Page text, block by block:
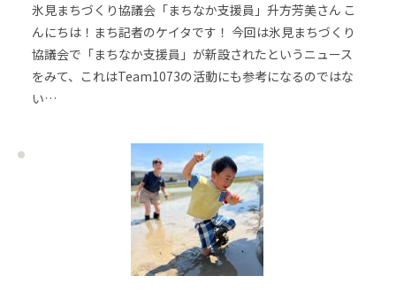
氷見まちづくり協議会「まちなか支援員」升方芳美さん こ
んにちは！まち記者のケイタです！ 今回は氷見まちづくり
協議会で「まちなか支援員」が新設されたというニュース
をみて、これはTeam1073の活動にも参考になるのではな
い…